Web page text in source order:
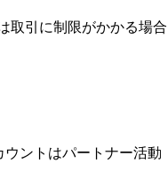
取引に制限がかかる場合
ントはパートナー活動